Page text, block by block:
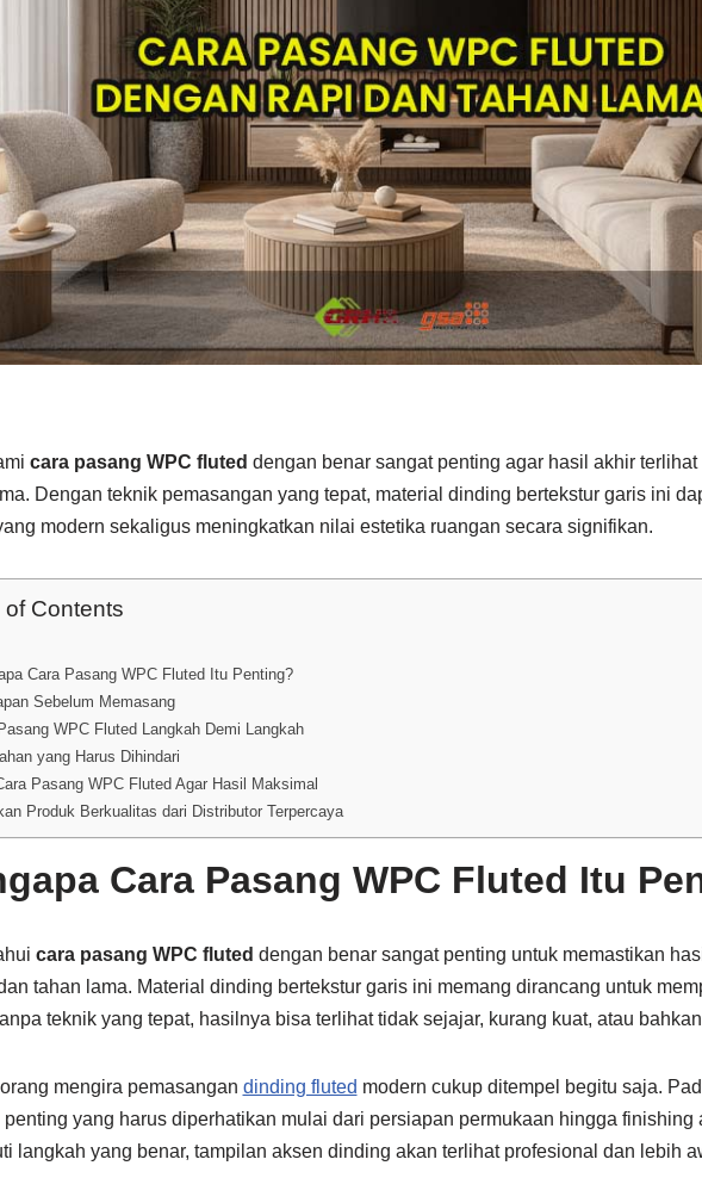
cara pasang WPC fluted dengan benar sangat penting agar hasil akhir
Dengan teknik pemasangan yang tepat, material dinding bertekstur garis ini
modern sekaligus meningkatkan nilai estetika ruangan secara signifikan.
of Contents
Cara Pasang WPC Fluted Itu Penting?
Sebelum Memasang
WPC Fluted Langkah Demi Langkah
yang Harus Dihindari
Pasang WPC Fluted Agar Hasil Maksimal
Produk Berkualitas dari Distributor Terpercaya
Cara Pasang WPC Fluted Itu
cara pasang WPC fluted dengan benar sangat penting untuk memastikan
tahan lama. Material dinding bertekstur garis ini memang dirancang untuk
teknik yang tepat, hasilnya bisa terlihat tidak sejajar, kurang kuat, atau
mengira pemasangan dinding fluted modern cukup ditempel begitu saja.
penting yang harus diperhatikan mulai dari persiapan permukaan hingga finishing
langkah yang benar, tampilan aksen dinding akan terlihat profesional dan lebih